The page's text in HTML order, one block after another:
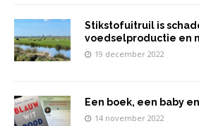
Stikstofuitruil is
voedselproductie en
19 december 2022
Een boek, een baby
14 november 2022